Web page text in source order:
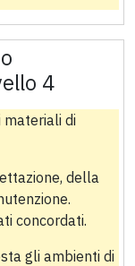
4
di
della
concordati.
gli ambienti di